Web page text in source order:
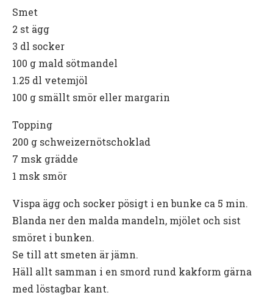
Smet
2 st ägg
3 dl socker
100 g mald sötmandel
1.25 dl vetemjöl
100 g smällt smör eller margarin
Topping
200 g schweizernötschoklad
7 msk grädde
1 msk smör
Vispa ägg och socker pösigt i en bunke ca 5 min.
Blanda ner den malda mandeln, mjölet och sist
smöret i bunken.
Se till att smeten är jämn.
Häll allt samman i en smord rund kakform gärna
med löstagbar kant.